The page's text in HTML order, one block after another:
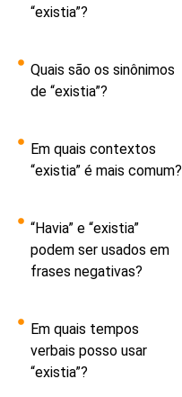
“existia”?
Quais são os sinônimos
de “existia”?
Em quais contextos
“existia” é mais comum?
“Havia” e “existia”
podem ser usados em
frases negativas?
Em quais tempos
verbais posso usar
“existia”?